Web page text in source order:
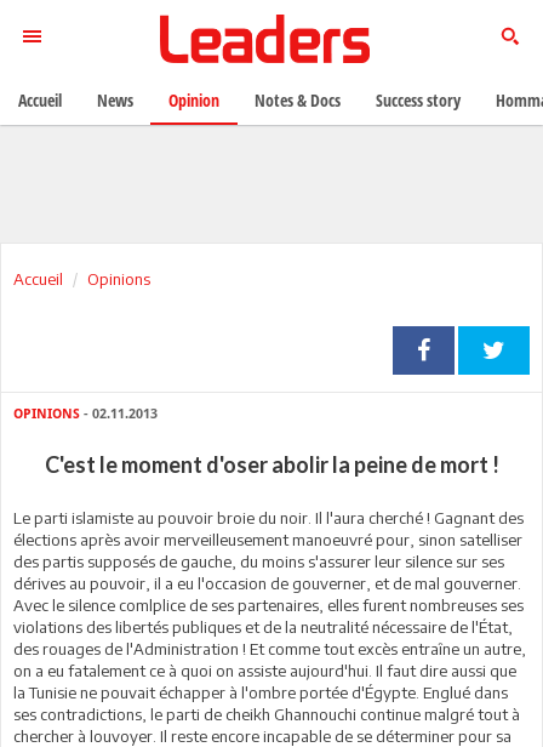
Accueil Opinions
OPINIONS - 02.11.2013
C'est le moment d'oser abolir la peine de mort !
Le parti islamiste au pouvoir broie du noir. Il l'aura cherché ! Gagnant des
élections après avoir merveilleusement manoeuvré pour, sinon satelliser
des partis supposés de gauche, du moins s'assurer leur silence sur ses
dérives au pouvoir, il a eu l'occasion de gouverner, et de mal gouverner.
Avec le silence comlplice de ses partenaires, elles furent nombreuses ses
violations des libertés publiques et de la neutralité nécessaire de l'État,
des rouages de l'Administration ! Et comme tout excès entraîne un autre,
on a eu fatalement ce à quoi on assiste aujourd'hui. Il faut dire aussi que
la Tunisie ne pouvait échapper à l'ombre portée d'Égypte. Englué dans
ses contradictions, le parti de cheikh Ghannouchi continue malgré tout à
chercher à louvoyer. Il reste encore incapable de se déterminer pour sa
Accueil News Opinion Notes & Docs Success story